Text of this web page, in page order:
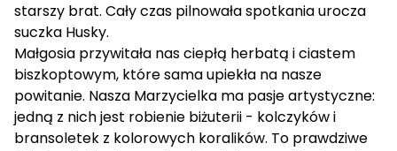
starszy brat. Cały czas pilnowała spotkania urocza
suczka Husky.
Małgosia przywitała nas ciepłą herbatą i ciastem
biszkoptowym, które sama upiekła na nasze
powitanie. Nasza Marzycielka ma pasje artystyczne:
jedną z nich jest robienie biżuterii - kolczyków i
bransoletek z kolorowych koralików. To prawdziwe